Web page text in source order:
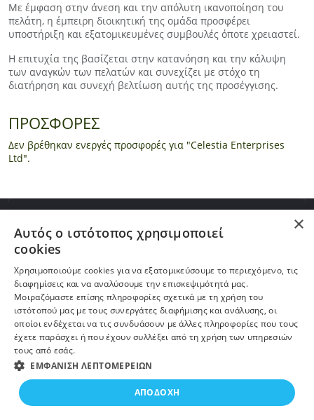
Με έμφαση στην άνεση και την απόλυτη ικανοποίηση του
πελάτη, η έμπειρη διοικητική της ομάδα προσφέρει
υποστήριξη και εξατομικευμένες συμβουλές όποτε χρειαστεί.
Η επιτυχία της βασίζεται στην κατανόηση και την κάλυψη
των αναγκών των πελατών και συνεχίζει με στόχο τη
διατήρηση και συνεχή βελτίωση αυτής της προσέγγισης.
ΠΡΟΣΦΟΡΕΣ
Δεν βρέθηκαν ενεργές προσφορές για "Celestia Enterprises
Ltd".
Η ΕΤΑΙΡΕΙΑ
ΠΕΡΙΣΣΟΤΕΡΑ
ΕΓΓΡΑΦΗ ΣΤΟ NEWSLETTER
×
Αυτός ο ιστότοπος χρησιμοποιεί
cookies
Χρησιμοποιούμε cookies για να εξατομικεύσουμε το περιεχόμενο, τις
διαφημίσεις και να αναλύσουμε την επισκεψιμότητά μας.
Μοιραζόμαστε επίσης πληροφορίες σχετικά με τη χρήση του
ιστότοπού μας με τους συνεργάτες διαφήμισης και ανάλυσης, οι
οποίοι ενδέχεται να τις συνδυάσουν με άλλες πληροφορίες που τους
έχετε παράσχει ή που έχουν συλλέξει από τη χρήση των υπηρεσιών
τους από εσάς.
ΕΜΦΆΝΙΣΗ ΛΕΠΤΟΜΕΡΕΙΏΝ
ΑΠΟΔΟΧΉ